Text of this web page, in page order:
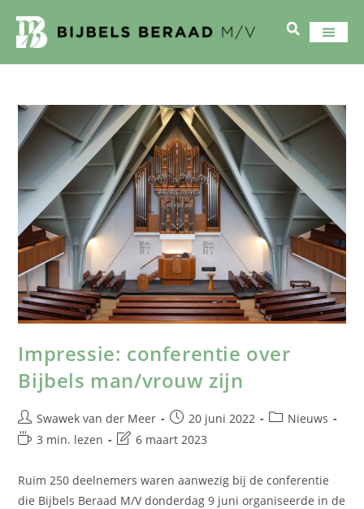
Impressie: conferentie over
Bijbels man/vrouw zijn
Swawek van der Meer 20 juni 2022
Nieuws
3 min. lezen
6 maart 2023
Ruim 250 deelnemers waren aanwezig bij de conferentie
die Bijbels Beraad M/V donderdag 9 juni organiseerde in de